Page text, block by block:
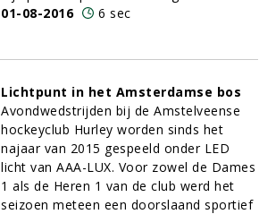
01-08-2016
6 sec
Lichtpunt in het Amsterdamse bos
Avondwedstrijden bij de Amstelveense
hockeyclub Hurley worden sinds het
najaar van 2015 gespeeld onder LED
licht van AAA-LUX. Voor zowel de Dames
1 als de Heren 1 van de club werd het
seizoen meteen een doorslaand sportief